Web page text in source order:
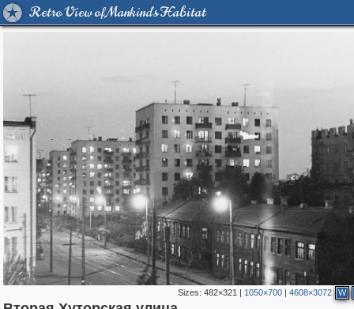
Retro View of Mankind's Habitat
Sizes: 482×321 | 1050×700| 4608×3072 W
1,405,939 29,243
319,716 8,286
22,533 598